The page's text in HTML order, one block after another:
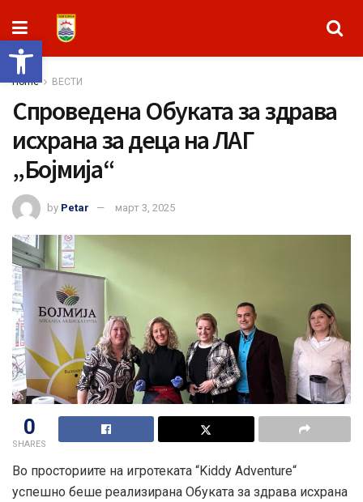
Open toolbar
Home ВЕСТИ
Спроведена Обуката за здрава
исхрана за деца на ЛАГ
„Бојмија“
by Petar март 3, 2025
0
SHARES
Во просториите на игротеката “Kiddy Adventure“
успешно беше реализирана Обуката за здрава исхрана